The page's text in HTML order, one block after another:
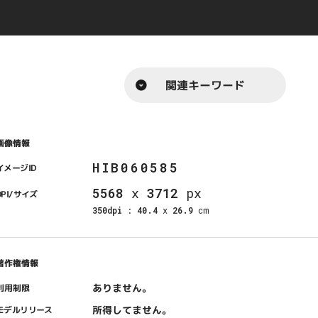
関連キーワード
像情報
メージID HIB060585
サイズ 5568 x 3712 px
350dpi : 40.4 x 26.9 cm
作権情報
用制限 ありません。
デルリリース 所得してません。